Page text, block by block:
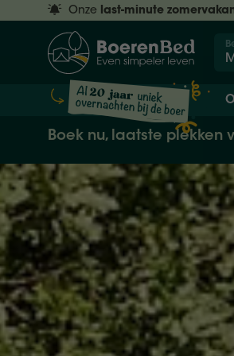
Onze last-minute
Boek nu, laatste plekken